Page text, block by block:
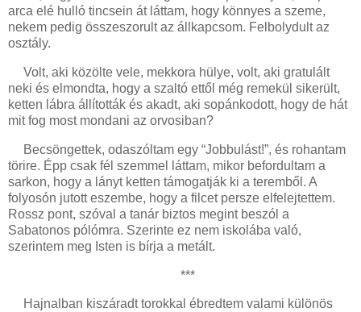
arca elé hulló tincsein át láttam, hogy könnyes a szeme,
nekem pedig összeszorult az állkapcsom. Felbolydult az
osztály.
Volt, aki közölte vele, mekkora hülye, volt, aki gratulált
neki és elmondta, hogy a szaltó ettől még remekül sikerült,
ketten lábra állították és akadt, aki sopánkodott, hogy de hát
mit fog most mondani az orvosiban?
Becsöngettek, odaszóltam egy “Jobbulást!”, és rohantam
törire. Épp csak fél szemmel láttam, mikor befordultam a
sarkon, hogy a lányt ketten támogatják ki a teremből. A
folyosón jutott eszembe, hogy a filcet persze elfelejtettem.
Rossz pont, szóval a tanár biztos megint beszól a
Sabatonos pólómra. Szerinte ez nem iskolába való,
szerintem meg Isten is bírja a metált.
***
Hajnalban kiszáradt torokkal ébredtem valami különös